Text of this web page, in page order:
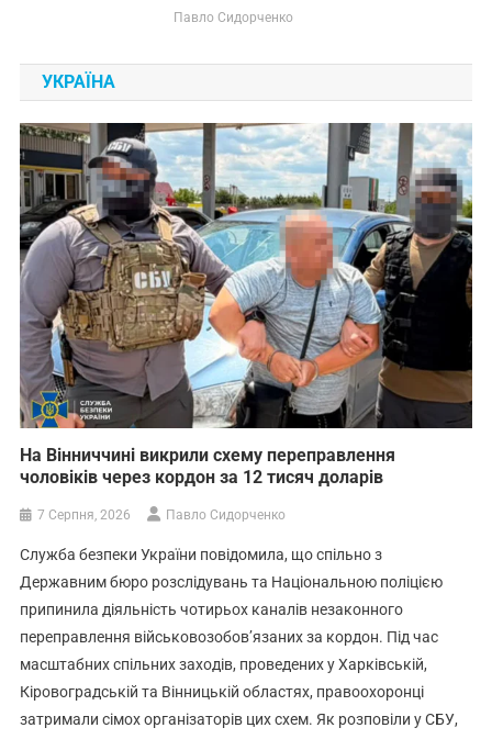
Павло Сидорченко
УКРАЇНА
На Вінниччині викрили схему переправлення
чоловіків через кордон за 12 тисяч доларів
7 Серпня, 2026 Павло Сидорченко
Служба безпеки України повідомила, що спільно з
Державним бюро розслідувань та Національною поліцією
припинила діяльність чотирьох каналів незаконного
переправлення військовозобов’язаних за кордон. Під час
масштабних спільних заходів, проведених у Харківській,
Кіровоградській та Вінницькій областях, правоохоронці
затримали сімох організаторів цих схем. Як розповіли у СБУ,